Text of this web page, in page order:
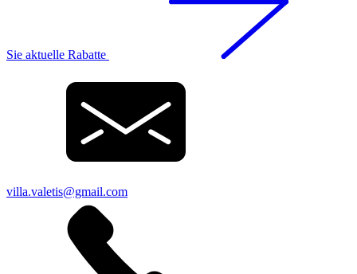
Sie aktuelle Rabatte
villa.valetis@gmail.com